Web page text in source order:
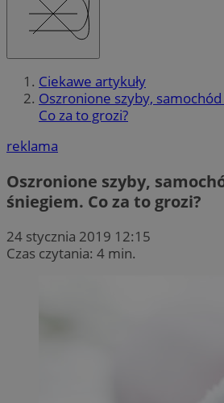
Ciekawe artykuły
Oszronione szyby,
Co za to grozi?
reklama
Oszronione szyby,
śniegiem. Co za to grozi?
24 stycznia 2019 12:15
Czas czytania: 4 min.